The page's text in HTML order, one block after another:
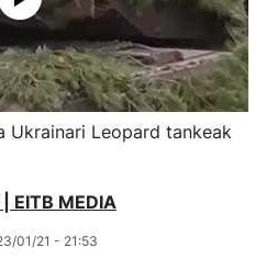
Ukrainari Leopard tankeak
| EITB MEDIA
01/21 - 21:53